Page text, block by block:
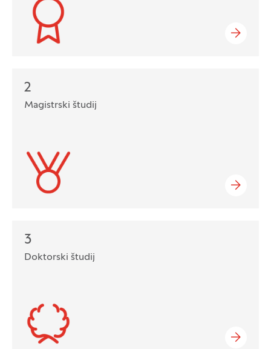
2
Magistrski študij
3
Doktorski študij